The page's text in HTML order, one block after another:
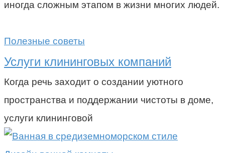
иногда сложным этапом в жизни многих людей.
Полезные советы
Услуги клининговых компаний
Когда речь заходит о создании уютного
пространства и поддержании чистоты в доме,
услуги клининговой